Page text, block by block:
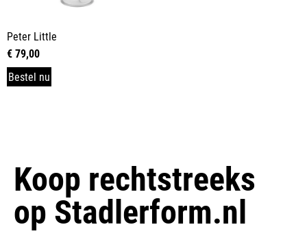
Peter Little
€79,00
Bestel nu
Koop rechtstreeks
op Stadlerform.nl